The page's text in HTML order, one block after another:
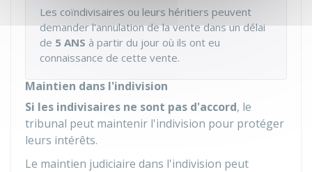
Les coïndivisaires ou leurs héritiers peuvent
demander l'annulation de la vente dans un délai
de 5 ANS à partir du jour où ils ont eu
connaissance de cette vente.
Maintien dans l'indivision
Si les indivisaires ne sont pas d'accord, le
tribunal peut maintenir l'indivision pour protéger
leurs intérêts.
Le maintien judiciaire dans l'indivision peut